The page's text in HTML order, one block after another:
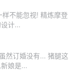
不能忽视! 精炼摩登
计...
然订婚没有... 猪腿这
娘是...